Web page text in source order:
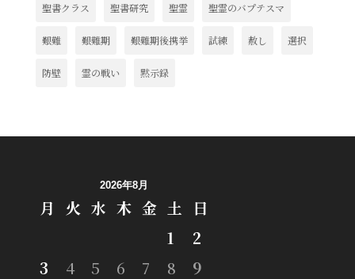
聖書クラス 聖書研究 聖霊 聖霊のバプテスマ
艱難 艱難期 艱難期後携挙 試練 赦し 選択
防壁 霊の戦い 黙示録
2026年8月
月 火 水 木 金 土
日
1
2
3
4 5 6 7 8
9